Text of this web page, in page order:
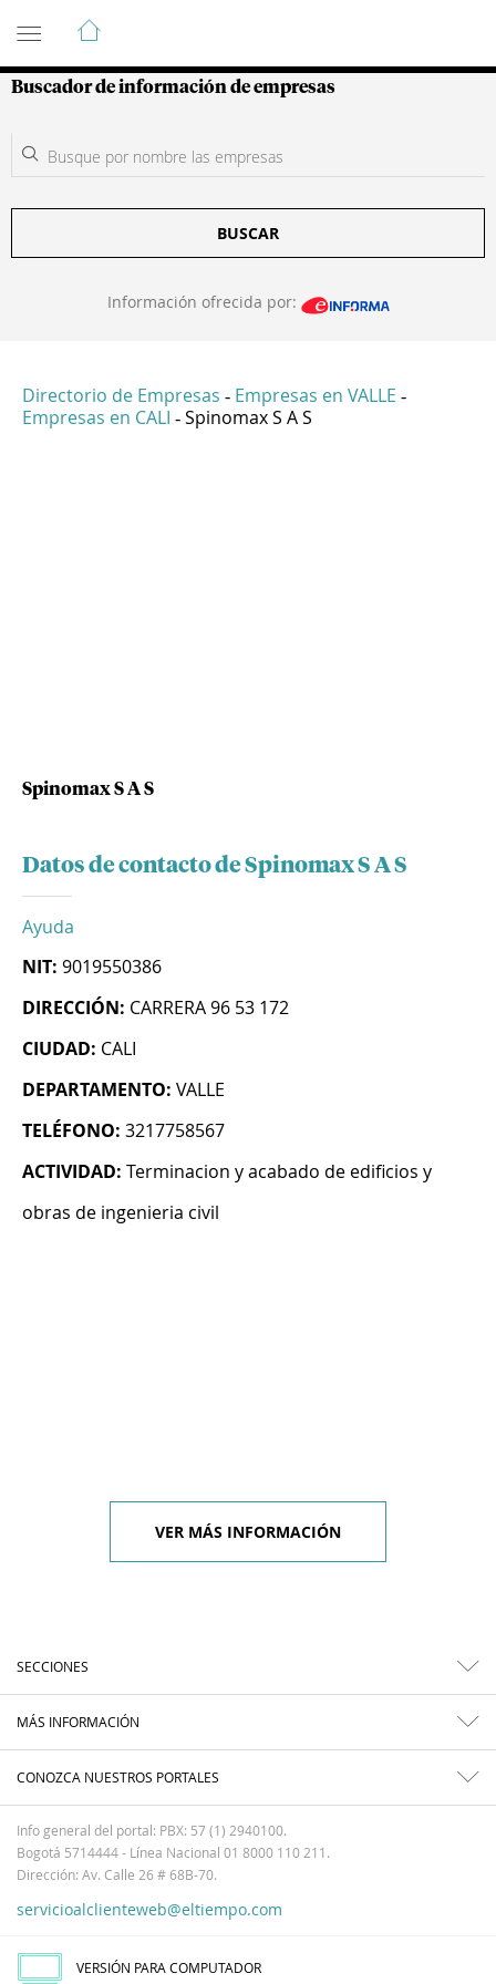
Guía de Empresas Colombianas
Buscador de información de empresas
BUSCAR
Información ofrecida por:
Directorio de Empresas - Empresas en VALLE -
Empresas en CALI - Spinomax S A S
Spinomax S A S
Datos de contacto de Spinomax S A S
Ayuda
NIT: 9019550386
DIRECCIÓN: CARRERA 96 53 172
CIUDAD: CALI
DEPARTAMENTO: VALLE
TELÉFONO: 3217758567
ACTIVIDAD: Terminacion y acabado de edificios y
obras de ingenieria civil
VER MÁS INFORMACIÓN
SECCIONES
MÁS INFORMACIÓN
CONOZCA NUESTROS PORTALES
Info general del portal: PBX: 57 (1) 2940100.
Bogotá 5714444 - Línea Nacional 01 8000 110 211.
Dirección: Av. Calle 26 # 68B-70.
servicioalclienteweb@eltiempo.com
VERSIÓN PARA COMPUTADOR